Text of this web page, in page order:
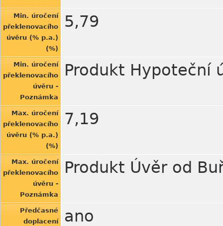
Min. úročení
překlenovacího
úvěru (% p.a.)
(%)
5,79
Min. úročení
překlenovacího
úvěru -
Poznámka
Produkt Hypoteční
Max. úročení
překlenovacího
úvěru (% p.a.)
(%)
7,19
Max. úročení
překlenovacího
úvěru -
Poznámka
Produkt Úvěr od
Předčasné
doplacení
ano